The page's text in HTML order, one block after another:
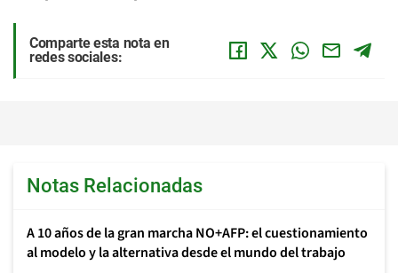
Comparte esta nota en
redes sociales:
Notas Relacionadas
A 10 años de la gran marcha NO+AFP: el cuestionamiento
al modelo y la alternativa desde el mundo del trabajo